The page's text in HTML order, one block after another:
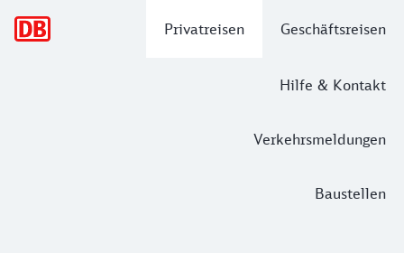
Privatreisen Geschäftsreisen
Hilfe & Kontakt
Verkehrsmeldungen
Baustellen